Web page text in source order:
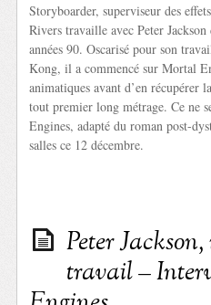
Storyboarder, superviseur des
Rivers travaille avec Peter
années 90. Oscarisé pour son
Kong, il a commencé sur Mortal
animatiques avant d’en récupérer
tout premier long métrage. Ce ne
Engines, adapté du roman post-
salles ce 12 décembre.
Peter
travail –